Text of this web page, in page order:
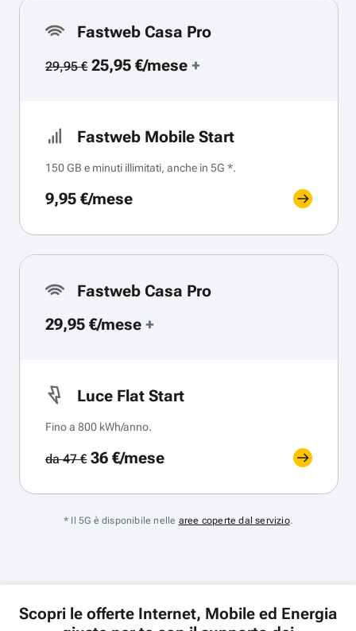
Fastweb Casa Pro
29,95 €25,95 €/mese+
Fastweb Mobile Start
150 GB e minuti illimitati, anche in 5G *.
9,95 €/mese
Fastweb Casa Pro
29,95 €/mese +
Luce Flat Start
Fino a 800 kWh/anno.
da 47 €36 €/mese
* Il 5G è disponibile nelle aree coperte dal servizio.
Scopri le offerte Internet, Mobile ed Energia